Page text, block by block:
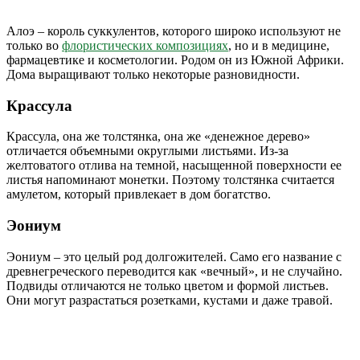
Алоэ – король суккулентов, которого широко используют не
только во флористических композициях, но и в медицине,
фармацевтике и косметологии. Родом он из Южной Африки.
Дома выращивают только некоторые разновидности.
Крассула
Крассула, она же толстянка, она же «денежное дерево»
отличается объемными округлыми листьями. Из-за
желтоватого отлива на темной, насыщенной поверхности ее
листья напоминают монетки. Поэтому толстянка считается
амулетом, который привлекает в дом богатство.
Эониум
Эониум – это целый род долгожителей. Само его название с
древнегреческого переводится как «вечный», и не случайно.
Подвиды отличаются не только цветом и формой листьев.
Они могут разрастаться розетками, кустами и даже травой.